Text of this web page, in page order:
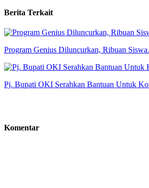
Berita Terkait
Program Genius Diluncurkan, Ribuan
Pj. Bupati OKI Serahkan Bantuan Untuk
Komentar